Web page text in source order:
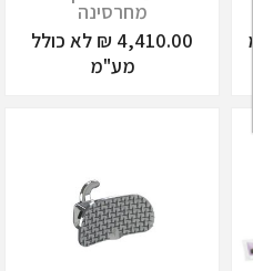
מחרסינה
4,410.00 ₪ לא כולל
מע"מ